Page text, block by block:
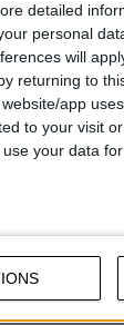
detailed
personal
will
returning to
app
to your visit
your data
UPOREDITE